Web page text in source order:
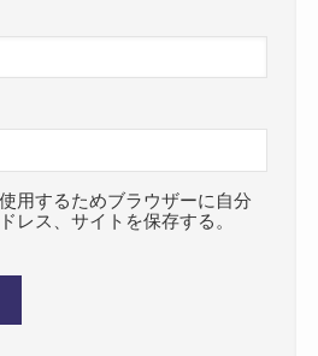
用するためブラウザーに自分
レス、サイトを保存する。